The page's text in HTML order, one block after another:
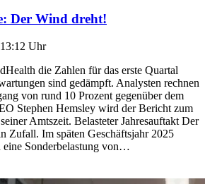
Der Wind dreht!
Uhr
die Zahlen für das erste Quartal
sind gedämpft. Analysten rechnen
von rund 10 Prozent gegenüber dem
Stephen Hemsley wird der Bericht zum
Amtszeit. Belasteter Jahresauftakt Der
Zufall. Im späten Geschäftsjahr 2025
Sonderbelastung von…